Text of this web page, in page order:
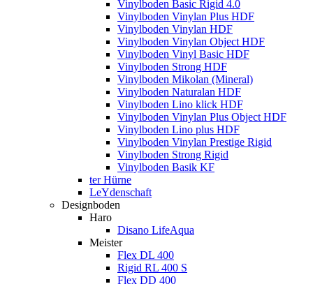
Vinylboden Basic Rigid 4.0
Vinylboden Vinylan Plus HDF
Vinylboden Vinylan HDF
Vinylboden Vinylan Object HDF
Vinylboden Vinyl Basic HDF
Vinylboden Strong HDF
Vinylboden Mikolan (Mineral)
Vinylboden Naturalan HDF
Vinylboden Lino klick HDF
Vinylboden Vinylan Plus Object HDF
Vinylboden Lino plus HDF
Vinylboden Vinylan Prestige Rigid
Vinylboden Strong Rigid
Vinylboden Basik KF
ter Hürne
LeYdenschaft
Designboden
Haro
Disano LifeAqua
Meister
Flex DL 400
Rigid RL 400 S
Flex DD 400